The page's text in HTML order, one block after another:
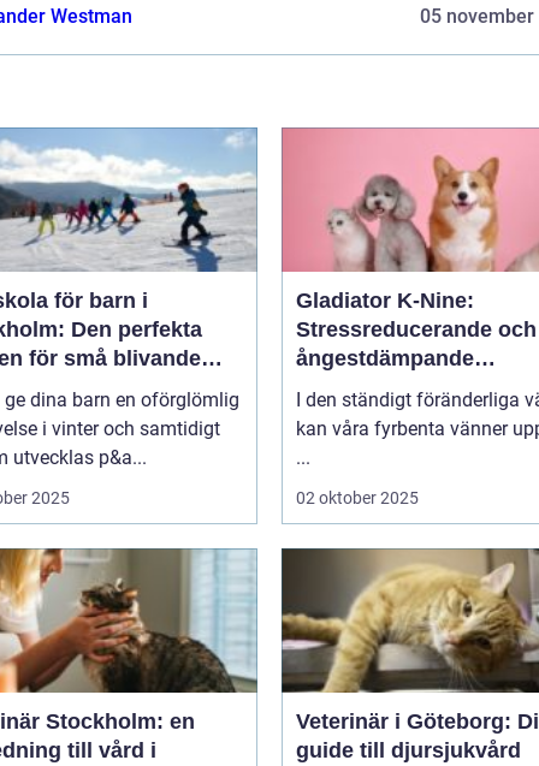
Westman 05 november
för barn i
Den perfekta
för små blivande
ge dina barn en oförglömlig
i vinter och samtidigt
utvecklas p&a...
2025
Gladiator K-Nine:
Stressreducerande och
ångestdämpande
hundhalsband
I den ständigt föränderliga
kan våra fyrbenta vänner
...
02 oktober 2025
Stockholm: en
till vård i
Veterinär i Göteborg:
guide till djursjukvård